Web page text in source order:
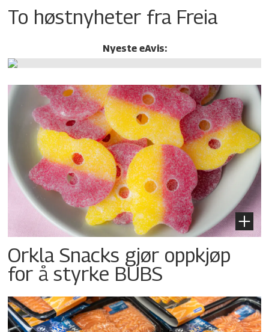
To høstnyheter fra Freia
Nyeste eAvis:
Orkla Snacks gjør oppkjøp
for å styrke BUBS